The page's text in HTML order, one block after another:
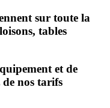
sur toute la
tables
et de
nos tarifs